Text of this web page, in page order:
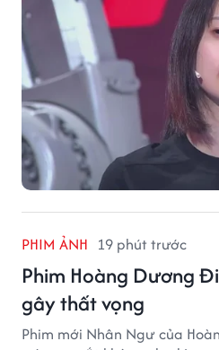
PHIM ẢNH 19 phút trước
Phim Hoàng Dương
gây thất vọng
Phim mới Nhân Ngư của